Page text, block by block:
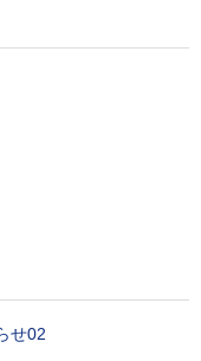
せ02